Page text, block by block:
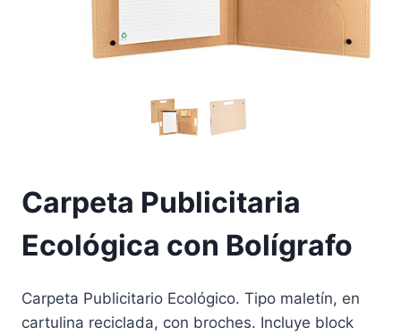
Carpeta Publicitaria
Ecológica con Bolígrafo
Carpeta Publicitario Ecológico. Tipo maletín, en
cartulina reciclada, con broches. Incluye block